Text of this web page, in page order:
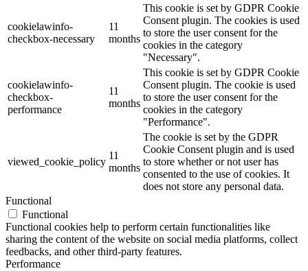
cookielawinfo-
checkbox-necessary
11
months
This cookie is set by GDPR Cookie
Consent plugin. The cookies is used
to store the user consent for the
cookies in the category
"Necessary".
cookielawinfo-
checkbox-
performance
11
months
This cookie is set by GDPR Cookie
Consent plugin. The cookie is used
to store the user consent for the
cookies in the category
"Performance".
viewed_cookie_policy
11
months
The cookie is set by the GDPR
Cookie Consent plugin and is used
to store whether or not user has
consented to the use of cookies. It
does not store any personal data.
Functional
Functional
Functional cookies help to perform certain functionalities like
sharing the content of the website on social media platforms, collect
feedbacks, and other third-party features.
Performance